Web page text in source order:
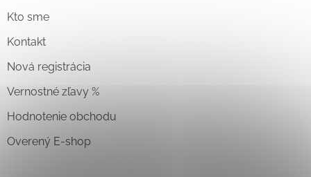
Kto sme
Kontakt
Nová registrácia
Vernostné zľavy %
Hodnotenie obchodu
Overený E-shop